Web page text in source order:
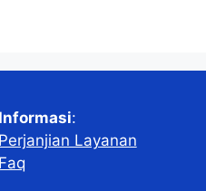
Informasi:
Perjanjian Layanan
Faq